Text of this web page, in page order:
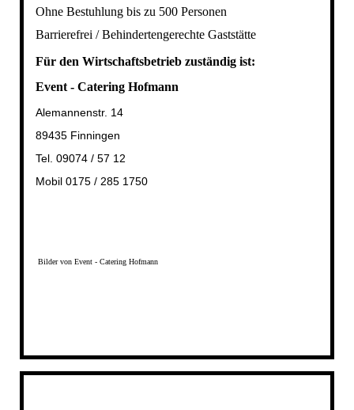
Ohne Bestuhlung bis zu 500 Personen
Barrierefrei / Behindertengerechte Gaststätte
Für den Wirtschaftsbetrieb zuständig ist:
Event - Catering Hofmann
Alemannenstr. 14
89435 Finningen
Tel. 09074 / 57 12
Mobil 0175 / 285 1750
Bilder von Event - Catering Hofmann